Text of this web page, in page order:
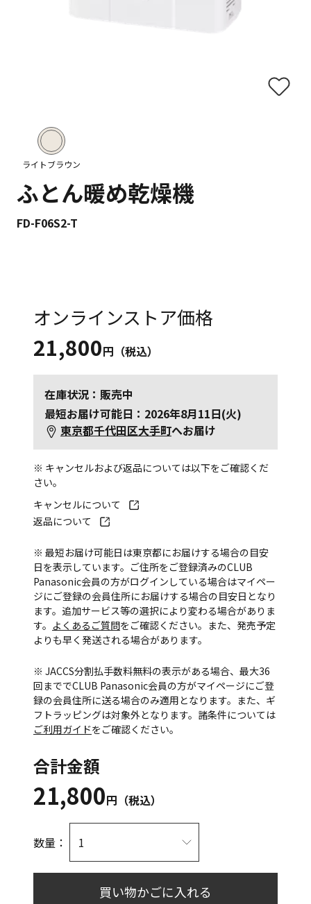
ライトブラウン
ふとん暖め乾燥機
FD-F06S2-T
オンラインストア価格
21,800円（税込）
在庫状況：販売中
最短お届け可能日：2026年8月11日(火)
東京都千代田区大手町へお届け
※ キャンセルおよび返品については以下をご確認くだ
さい。
キャンセルについて
返品について
※ 最短お届け可能日は東京都にお届けする場合の目安
日を表示しています。ご住所をご登録済みのCLUB
Panasonic会員の方がログインしている場合はマイペー
ジにご登録の会員住所にお届けする場合の目安日となり
ます。追加サービス等の選択により変わる場合がありま
す。 よくあるご質問をご確認ください。また、発売予定
よりも早く発送される場合があります。
※ JACCS分割払手数料無料の表示がある場合、最大36
回まででCLUB Panasonic会員の方がマイページにご登
録の会員住所に送る場合のみ適用となります。また、ギ
フトラッピングは対象外となります。諸条件については
ご利用ガイドをご確認ください。
合計金額
21,800円（税込）
数量：
買い物かごに入れる